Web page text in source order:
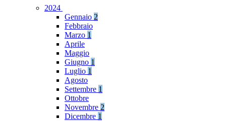
2024
Gennaio 2
Febbraio
Marzo 1
Aprile
Maggio
Giugno 1
Luglio 1
Agosto
Settembre 1
Ottobre
Novembre 2
Dicembre 1